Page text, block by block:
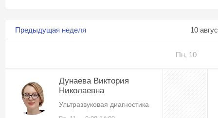
Предыдущая неделя 10
Пн, 10
Дунаева Виктория
Николаевна
Ультразвуковая диагностика